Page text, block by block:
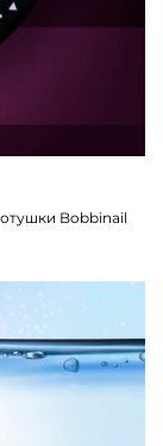
Bobbinail